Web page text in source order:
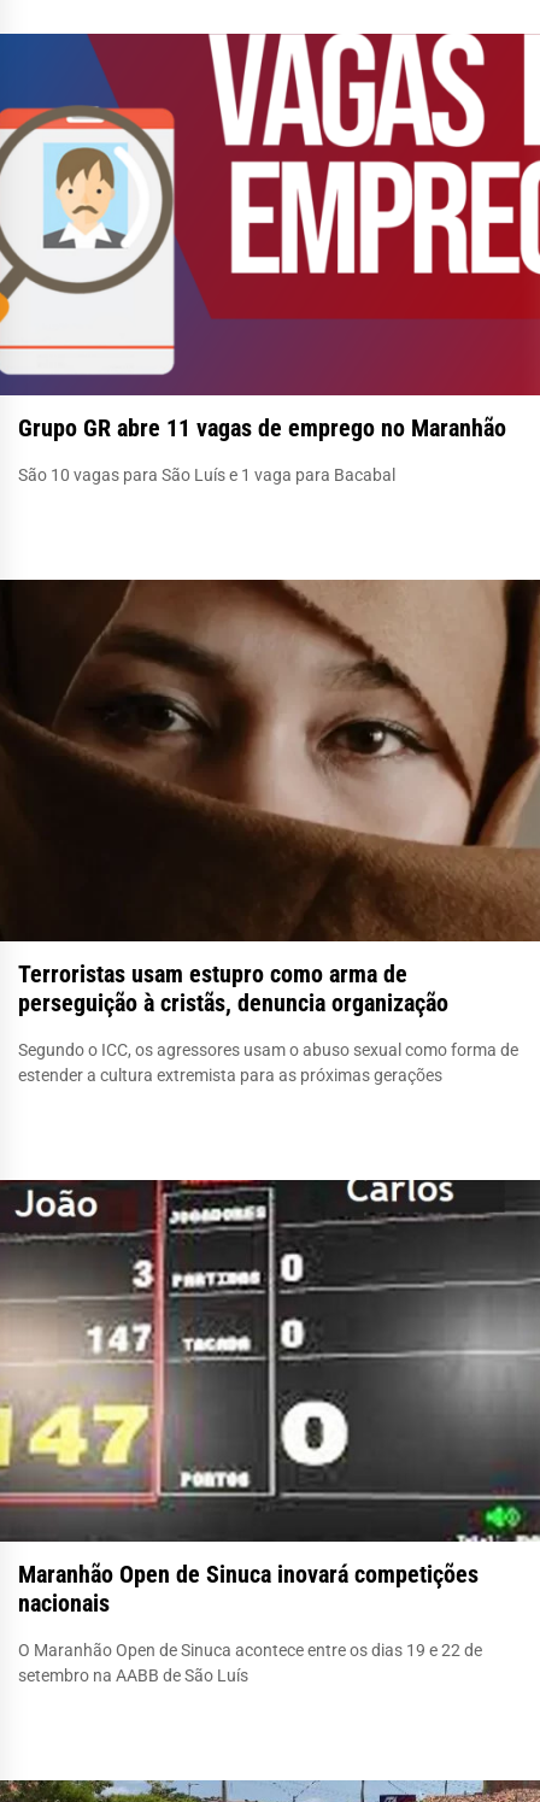
Grupo GR abre 11 vagas de emprego no Maranhão
São 10 vagas para São Luís e 1 vaga para Bacabal
Terroristas usam estupro como arma de
perseguição à cristãs, denuncia organização
Segundo o ICC, os agressores usam o abuso sexual como forma de
estender a cultura extremista para as próximas gerações
Maranhão Open de Sinuca inovará competições
nacionais
O Maranhão Open de Sinuca acontece entre os dias 19 e 22 de
setembro na AABB de São Luís